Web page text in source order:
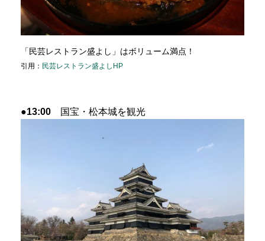
「民芸レストラン盛よし」はボリューム満点！
引用： 民芸レストラン盛よしHP
●13:00 国宝・松本城を観光